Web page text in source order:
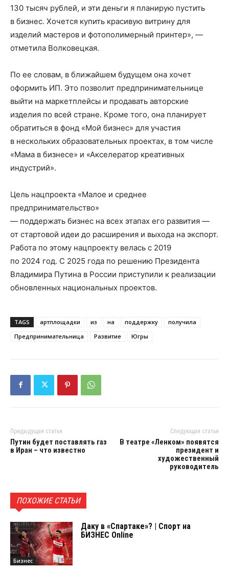
130 тысяч рублей, и эти деньги я планирую пустить
в бизнес. Хочется купить красивую витрину для
изделий мастеров и фотополимерный принтер», —
отметила Волковецкая.
По ее словам, в ближайшем будущем она хочет
оформить ИП. Это позволит предпринимательнице
выйти на маркетплейсы и продавать авторские
изделия по всей стране. Кроме того, она планирует
обратиться в фонд «Мой бизнес» для участия
в нескольких образовательных проектах, в том числе
«Мама в бизнесе» и «Акселератор креативных
индустрий».
Цель нацпроекта «Малое и среднее
предпринимательство»
— поддержать бизнес на всех этапах его развития —
от стартовой идеи до расширения и выхода на экспорт.
Работа по этому нацпроекту велась с 2019
по 2024 год. С 2025 года по решению Президента
Владимира Путина в России приступили к реализации
обновленных национальных проектов.
TAGS артплощадки из на поддержку
получила
Предпринимательница
Развитие Югры
Предыдущая статья
Путин будет поставлять газ
в Иран – что известно
Следующая статья
В театре «Ленком» появятся
президент и
художественный
руководитель
ПОХОЖИЕ СТАТЬИ
Бизнес
Даку в «Спартаке»? | Спорт на
БИЗНЕС Online